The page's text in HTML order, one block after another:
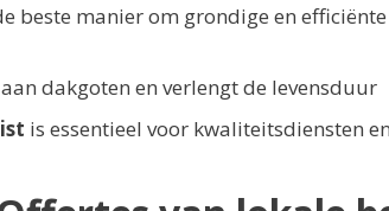
beste manier om grondige en
dakgoten en verlengt de levensduur
is essentieel voor kwaliteitsdiensten